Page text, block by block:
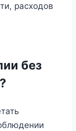
расходов
без